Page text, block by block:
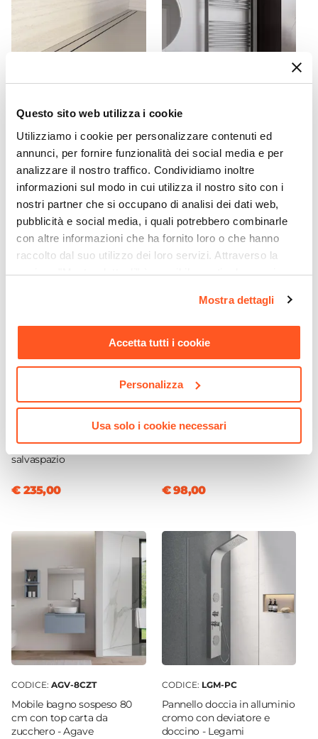
Questo sito web utilizza i cookie
Utilizziamo i cookie per personalizzare contenuti ed
annunci, per fornire funzionalità dei social media e per
analizzare il nostro traffico. Condividiamo inoltre
informazioni sul modo in cui utilizza il nostro sito con i
nostri partner che si occupano di analisi dei dati web,
pubblicità e social media, i quali potrebbero combinarle
con altre informazioni che ha fornito loro o che hanno
raccolto dal suo utilizzo dei loro servizi. Attraverso la
sezione "Mostra dettagli" è possibile gestire le proprie
momento. Per maggiori informazioni si invita a leggere la
nostraCookie Policy.
Mostra dettagli
Accetta tutti i cookie
Personalizza
Usa solo i cookie necessari
Regolazione Larghezza
Braccio Di Sostegno
Riducibile da 100 fino a 50 cm| Incluso
Canalina doccia 150 cm
cover piastrellabile in
acciaio inox - Stiletto
€ 88,00
Termoarredo scaldasalviette
1120x600 cromato interasse
550 mm - Alpina
€ 79,00
CODICE:BLM-1
Sanitari sospesi in ceramica
lucida Bloom con sedile
copri wc softclose
salvaspazio
€ 235,00
CODICE:SLIM59
Lavabo d'appoggio con
bordo slim 59x41 cm in
ceramica bianco - Virage
€ 98,00
CODICE: AGV-8CZT
Mobile bagno sospeso 80
cm con top carta da
zucchero - Agave
CODICE: LGM-PC
Pannello doccia in alluminio
cromo con deviatore e
doccino - Legami